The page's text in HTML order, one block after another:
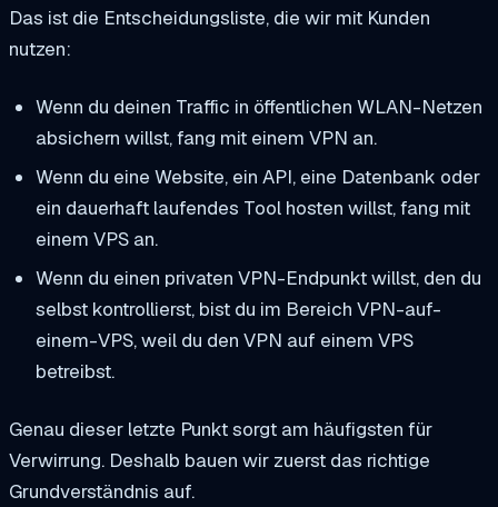
Das ist die Entscheidungsliste, die wir mit Kunden
nutzen:
Wenn du deinen Traffic in öffentlichen WLAN-Netzen
absichern willst, fang mit einem VPN an.
Wenn du eine Website, ein API, eine Datenbank oder
ein dauerhaft laufendes Tool hosten willst, fang mit
einem VPS an.
Wenn du einen privaten VPN-Endpunkt willst, den du
selbst kontrollierst, bist du im Bereich VPN-auf-
einem-VPS, weil du den VPN auf einem VPS
betreibst.
Genau dieser letzte Punkt sorgt am häufigsten für
Verwirrung. Deshalb bauen wir zuerst das richtige
Grundverständnis auf.